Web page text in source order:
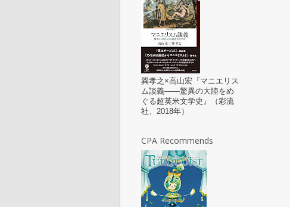
巽孝之×高山宏『マニエリス
ム談義——驚異の大陸をめ
ぐる超英米文学史』（彩流
社、2018年）
CPA Recommends